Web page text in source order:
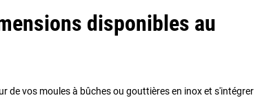
disponibles au
de vos moules à bûches ou gouttières en inox et s'intégrer